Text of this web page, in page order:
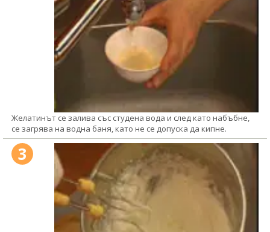
Желатинът се залива със студена вода и след като набъбне,
се загрява на водна баня, като не се допуска да кипне.
3